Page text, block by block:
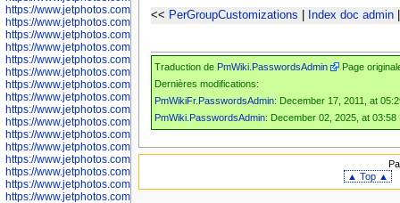
https://www.jetphotos.com/photographer/601261
https://www.jetphotos.com/photographer/601263
https://www.jetphotos.com/photographer/601264
https://www.jetphotos.com/photographer/601265
https://www.jetphotos.com/photographer/601266
https://www.jetphotos.com/photographer/601267
https://www.jetphotos.com/photographer/601268
https://www.jetphotos.com/photographer/601269
https://www.jetphotos.com/photographer/601270
https://www.jetphotos.com/photographer/601272
https://www.jetphotos.com/photographer/601273
https://www.jetphotos.com/photographer/602779
https://www.jetphotos.com/photographer/602780
https://www.jetphotos.com/photographer/602781
https://www.jetphotos.com/photographer/602782
https://www.jetphotos.com/photographer/600111
<< PerGroupCustomizations Index doc admin
Traduction de PmWiki.PasswordsAdmin
Page
Dernières modifications:
PmWikiFr.PasswordsAdmin: December 17, 2011, at
PmWiki.PasswordsAdmin: December 02, 2025, at 03:58
▲ Top ▲